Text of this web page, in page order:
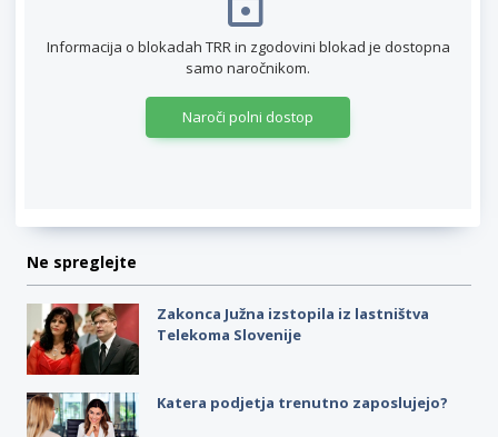
Informacija o blokadah TRR in zgodovini blokad je dostopna
samo naročnikom.
Naroči polni dostop
Ne spreglejte
Zakonca Južna izstopila iz lastništva
Telekoma Slovenije
Katera podjetja trenutno zaposlujejo?